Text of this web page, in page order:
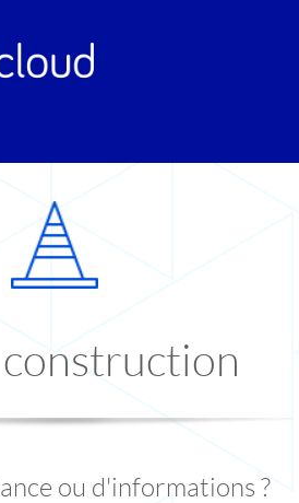
construction
ou d'informations ?